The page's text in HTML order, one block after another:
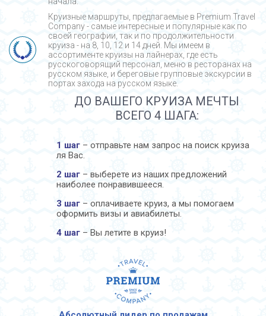
Круизные маршруты, предлагаемые в Premium Travel
Company - cамые интересные и популярные как по
своей географии, так и по продолжительности
круиза - на 8, 10, 12 и 14 дней. Мы имеем в
ассортименте круизы на лайнерах, где есть
русскоговорящий персонал, меню в ресторанах на
русском языке, и береговые групповые экскурсии в
портах захода на русском языке.
ДО ВАШЕГО КРУИЗА МЕЧТЫ
ВСЕГО 4 ШАГА:
1 шаг – отправьте нам запрос на поиск круиза
ля Вас.
2 шаг – выберете из наших предложений
наиболее понравившееся.
3 шаг – оплачиваете круиз, а мы помогаем
оформить визы и авиабилеты.
4 шаг – Вы летите в круиз!